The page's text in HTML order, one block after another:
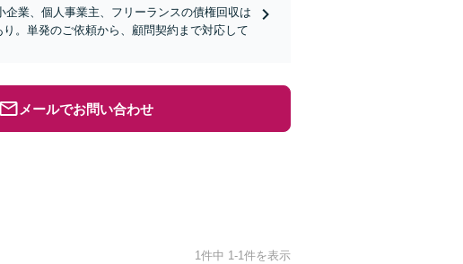
企業、個人事業主、フリーランスの債権回収は
。単発のご依頼から、顧問契約まで対応して
メールでお問い合わせ
1件中 1-1件を表示